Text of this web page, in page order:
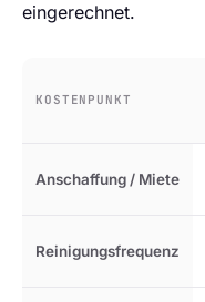
eingerechnet.
KOSTENPUNKT
Anschaffung / Miete
Reinigungsfrequenz